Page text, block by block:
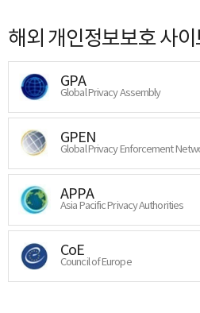
해외 개인정보보호 사
GPA
Global Privacy Assembly
GPEN
Global Privacy Enforcement
APPA
Asia Pacific Privacy Authorities
CoE
Council of Europe